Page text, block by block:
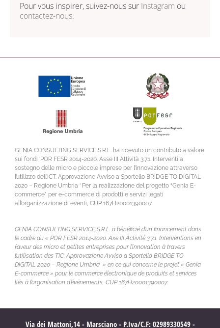
Pour vous inspirer, suivez-nous sur Instagram ou
contactez-nous.
GENIA CONSULTING SERVICE S.R.L. ha ricevuto un contributo a valore
sui fondi ‘POR FESR 2014-2020. Asse III Attività 3.7.1. Interventi a
sostegno delle micro e piccole imprese per l’innovazione attraverso
l’utilizzo dell’ICT. Approvazione Avviso a Sportello BRIDGE TO DIGITAL
2020 – Regione Umbria ‘ Per la realizzazione del progetto “Genia E-
commerce” per e-commerce di prodotti e servizi legati
all’organizzazione di eventi, CUP 167H20001390007
GENIA CONSULTING SERVICE S.R.L. a bénéficié d’un financement dans
le cadre du « POR FESR 2014-2020. Axe III Activité 3.7.1. Interventions en
faveur des micro et petites entreprises pour l’innovation à travers
l’utilisation des TIC. Approvazione Avviso a Sportello BRIDGE TO
DIGITAL 2020 – Regione Umbria » en ce qui concerne le projet « Genia
E-commerce » pour le commerce électronique de produits et services
liés à l’organisation d’événements, CUP 167H20001390007.
Via dei Mattoni,14 - Marsciano - P.Iva/C.F: 02989330549 -